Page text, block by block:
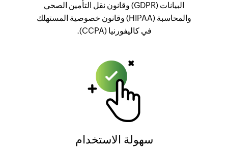
البيانات (GDPR) وقانون نقل التأمين الصحي
والمحاسبة (HIPAA) وقانون خصوصية المستهلك
في كاليفورنيا (CCPA).
سهولة الاستخدام